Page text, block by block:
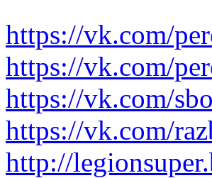
https://vk.com/
https://vk.com/
https://vk.com/
https://vk.com/
http://